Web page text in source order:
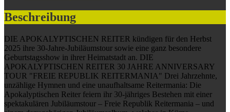
Beschreibung
DIE APOKALYPTISCHEN REITER kündigen für den Herbst
2025 ihre 30-Jahre-Jubiläumstour sowie eine ganz besondere
Geburtstagsshow in ihrer Heimatstadt an. DIE
APOKALYPTISCHEN REITER 30 JAHRE ANNIVERSARY
TOUR "FREIE REPUBLIK REITERMANIA" Drei Jahrzehnte,
unzählige Hymnen und eine unaufhaltsame Reitermania: Die
Apokalyptischen Reiter feiern ihr 30-jähriges Bestehen mit einer
spektakulären Jubiläumstour – Freie Republik Reitermania – und